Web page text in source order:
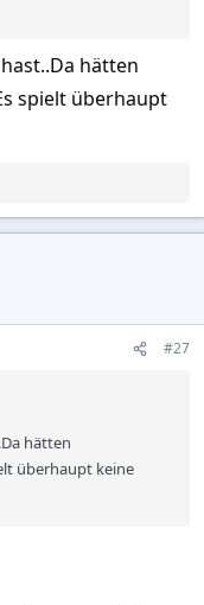
hätten
spielt überhaupt
#27
hätten
überhaupt keine